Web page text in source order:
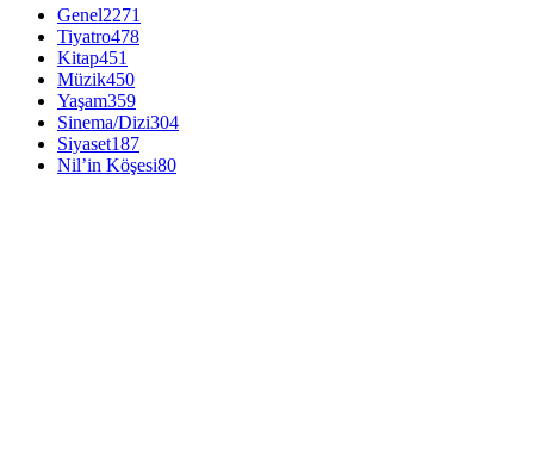
Genel2271
Tiyatro478
Kitap451
Müzik450
Yaşam359
Sinema/Dizi304
Siyaset187
Nil’in Köşesi80